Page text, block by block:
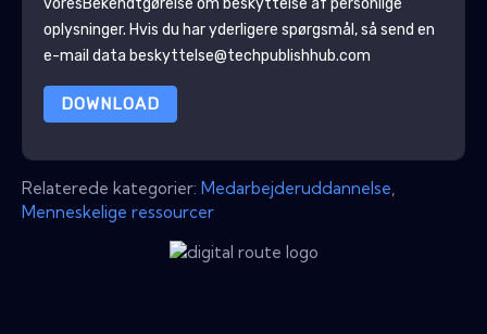
oplysninger. Hvis du har yderligere spørgsmål, så send en
e-mail data beskyttelse@techpublishhub.com
DOWNLOAD
Relaterede kategorier: Medarbejderuddannelse
Menneskelige ressourcer